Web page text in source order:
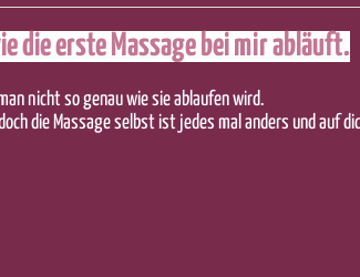
die erste Massage bei mir abläuft.
nicht so genau wie sie ablaufen wird.
die Massage selbst ist jedes mal anders und auf